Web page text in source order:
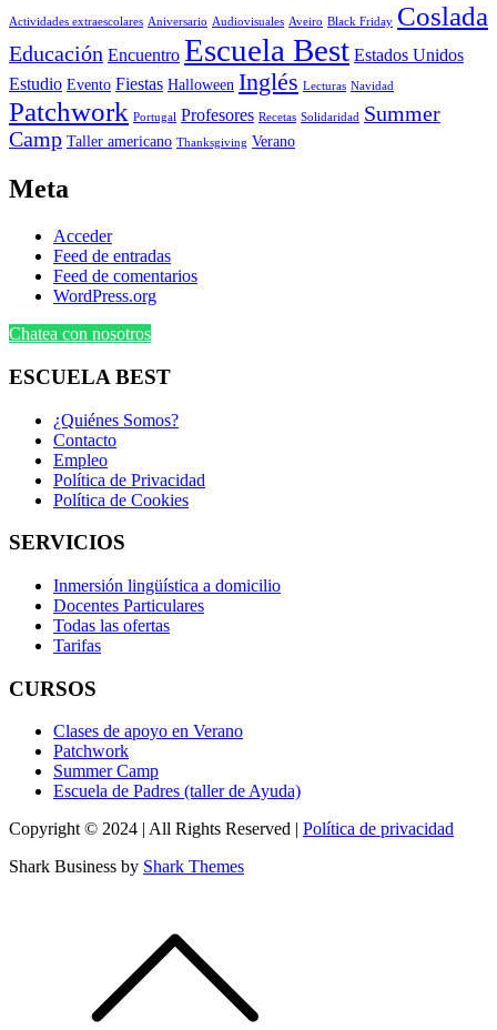
Actividades extraescolares Aniversario Audiovisuales Aveiro Black Friday Coslada
Educación Encuentro Escuela Best Estados Unidos
Estudio Evento Fiestas Halloween Inglés Lecturas Navidad
Patchwork Portugal Profesores Recetas Solidaridad Summer
Camp Taller americano Thanksgiving Verano
Meta
Acceder
Feed de entradas
Feed de comentarios
WordPress.org
Chatea con nosotros
ESCUELA BEST
¿Quiénes Somos?
Contacto
Empleo
Política de Privacidad
Política de Cookies
SERVICIOS
Inmersión lingüística a domicilio
Docentes Particulares
Todas las ofertas
Tarifas
CURSOS
Clases de apoyo en Verano
Patchwork
Summer Camp
Escuela de Padres (taller de Ayuda)
Copyright © 2024 | All Rights Reserved | Política de privacidad
Shark Business by Shark Themes